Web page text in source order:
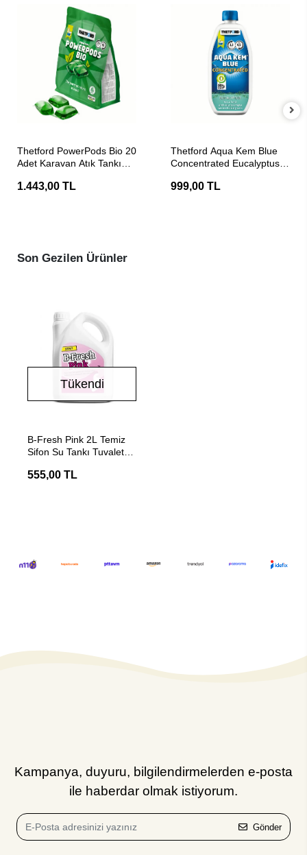
Thetford PowerPods Bio 20
Adet Karavan Atık Tankı
1.443,00 TL
Thetford Aqua Kem Blue
Concentrated Eucalyptus
Kimyasalı
999,00 TL
Son Gezilen Ürünler
Tükendi
B-Fresh Pink 2L Temiz
Sifon Su Tankı Tuvalet
555,00 TL
Kampanya, duyuru, bilgilendirmelerden e-posta
ile haberdar olmak istiyorum.
Gönder